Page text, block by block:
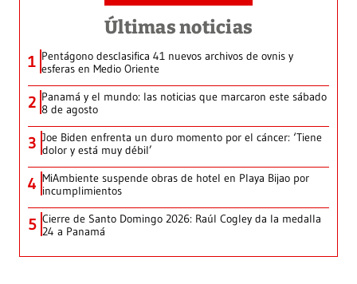
Últimas noticias
1 Pentágono desclasifica 41 nuevos archivos de ovnis y
esferas en Medio Oriente
2 Panamá y el mundo: las noticias que marcaron este sábado
8 de agosto
3 Joe Biden enfrenta un duro momento por el cáncer: ‘Tiene
dolor y está muy débil’
4 MiAmbiente suspende obras de hotel en Playa Bijao por
incumplimientos
5 Cierre de Santo Domingo 2026: Raúl Cogley da la medalla
24 a Panamá